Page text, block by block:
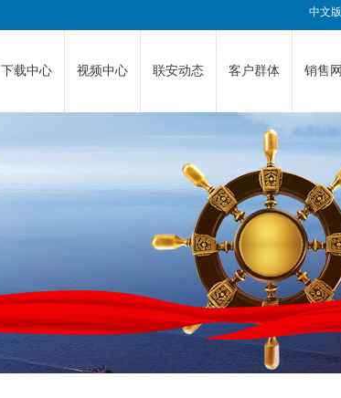
中文版
下载中心 视频中心 联安动态 客户群体 销售